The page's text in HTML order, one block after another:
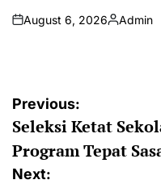
on
August 6, 2026
Posted
Admin
Post
navigation
Previous:
Seleksi Ketat
Program Tepat
Next: